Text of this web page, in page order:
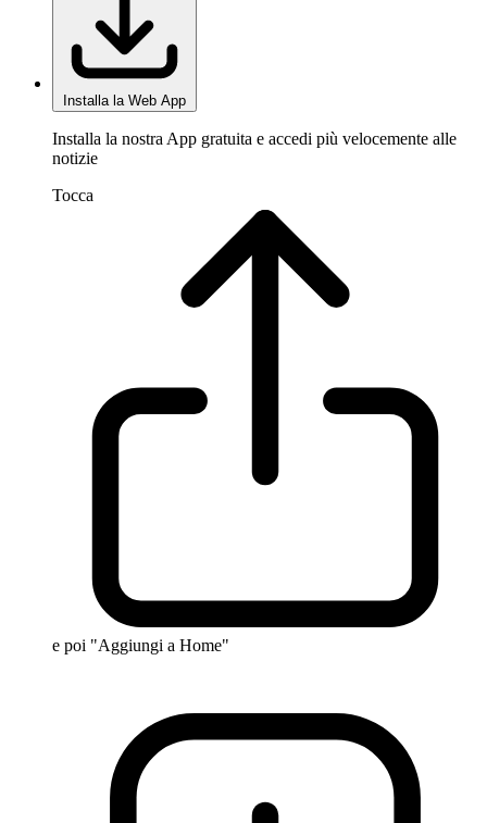
Installa la Web App
Installa la nostra App gratuita e accedi più velocemente alle
notizie
Tocca
e poi "Aggiungi a Home"